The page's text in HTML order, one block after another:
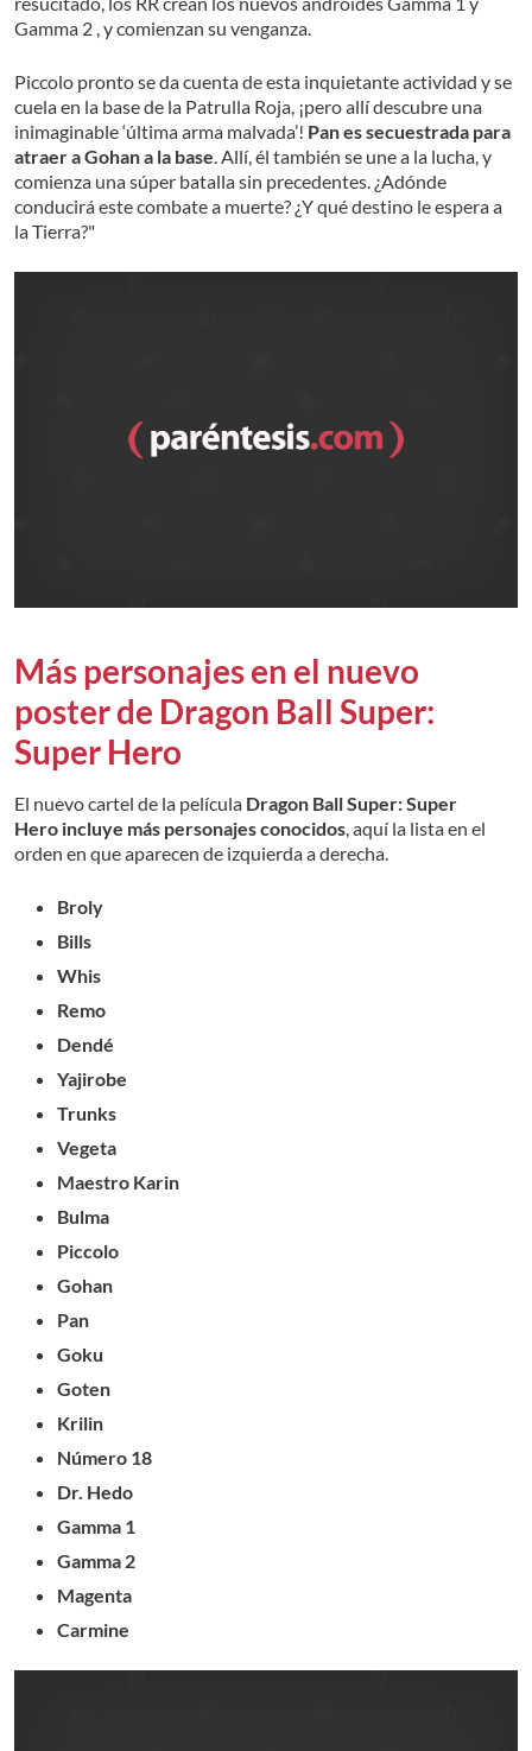
Gamma 2 , y comienzan su venganza.
Piccolo pronto se da cuenta de esta inquietante actividad y se
cuela en la base de la Patrulla Roja, ¡pero allí descubre una
inimaginable ‘última arma malvada’! Pan es secuestrada para
atraer a Gohan a la base . Allí, él también se une a la lucha, y
comienza una súper batalla sin precedentes. ¿Adónde
conducirá este combate a muerte? ¿Y qué destino le espera a
la Tierra?"
Más personajes en el nuevo
poster de Dragon Ball Super:
Super Hero
El nuevo cartel de la película Dragon Ball Super: Super
Hero incluye más personajes conocidos , aquí la lista en el
orden en que aparecen de izquierda a derecha.
Broly
Bills
Whis
Remo
Dendé
Yajirobe
Trunks
Vegeta
Maestro Karin
Bulma
Piccolo
Gohan
Pan
Goku
Goten
Krilin
Número 18
Dr. Hedo
Gamma 1
Gamma 2
Magenta
Carmine